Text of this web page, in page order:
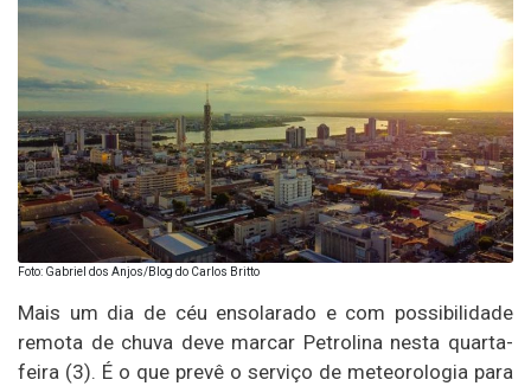
Foto: Gabriel dos Anjos/Blog do Carlos Britto
Mais um dia de céu ensolarado e com possibilidade
remota de chuva deve marcar Petrolina nesta quarta-
feira (3). É o que prevê o serviço de meteorologia para